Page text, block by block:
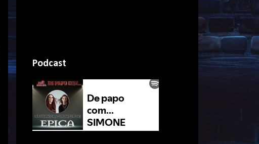
Podcast